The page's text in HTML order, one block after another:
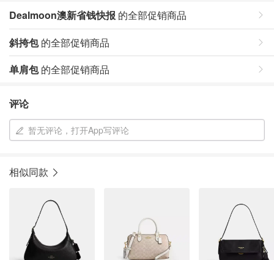
Dealmoon澳新省钱快报 的全部促销商品
斜挎包的全部促销商品
单肩包的全部促销商品
评论
暂无评论，打开App写评论
相似同款